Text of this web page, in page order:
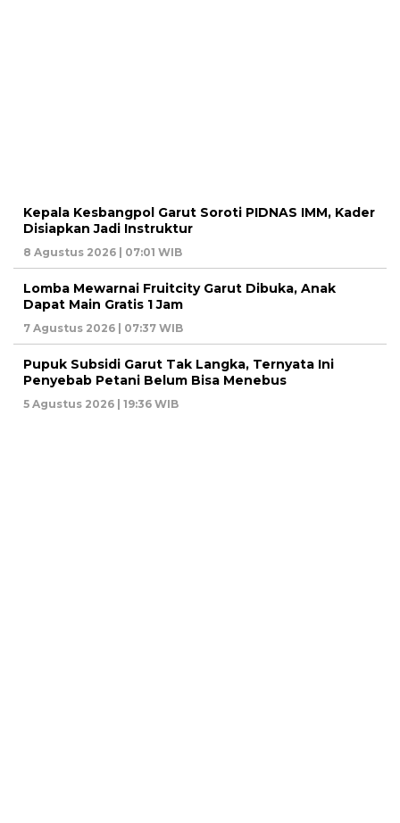
Kepala Kesbangpol Garut Soroti PIDNAS IMM, Kader
Disiapkan Jadi Instruktur
8 Agustus 2026 | 07:01 WIB
Lomba Mewarnai Fruitcity Garut Dibuka, Anak
Dapat Main Gratis 1 Jam
7 Agustus 2026 | 07:37 WIB
Pupuk Subsidi Garut Tak Langka, Ternyata Ini
Penyebab Petani Belum Bisa Menebus
5 Agustus 2026 | 19:36 WIB